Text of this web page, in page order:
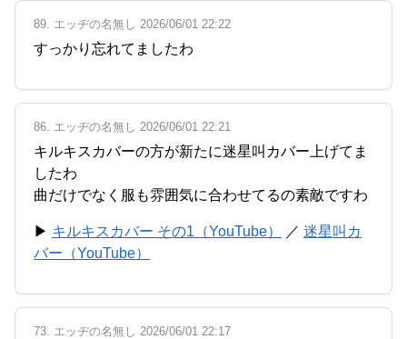
89. エッヂの名無し 2026/06/01 22:22
すっかり忘れてましたわ
86. エッヂの名無し 2026/06/01 22:21
キルキスカバーの方が新たに迷星叫カバー上げてま
したわ
曲だけでなく服も雰囲気に合わせてるの素敵ですわ
▶ キルキスカバー その1（YouTube） ／ 迷星叫カ
バー（YouTube）
73. エッヂの名無し 2026/06/01 22:17